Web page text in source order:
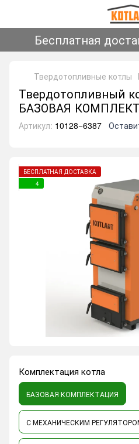
Бесплатная
Твердотопливные котлы
Твердотопливный
БАЗОВАЯ
Артикул: 10128−6387
БЕСПЛАТНАЯ ДОСТАВКА
4
Комплектация котла
БАЗОВАЯ КОМПЛЕКТАЦИЯ
С МЕХАНИЧЕСКИМ